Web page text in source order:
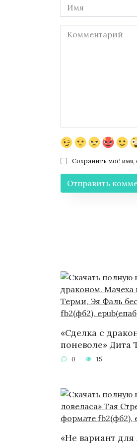
Имя
*
Комментарий
Сохранить моё имя,
«Сделка с
поневоле» Дита
0 15
«Не вариант для